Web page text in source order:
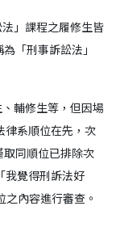
」課程之履修生皆
「刑事訴訟法」
輔修生等，但因場
律系順位在先，次
取同順位已排除次
我覺得刑訴法好
內容進行審查。